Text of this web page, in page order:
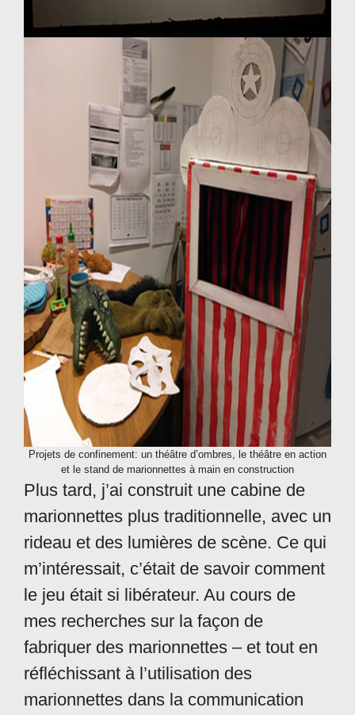
Projets de confinement: un théâtre d’ombres, le théâtre en action
et le stand de marionnettes à main en construction
Plus tard, j’ai construit une cabine de
marionnettes plus traditionnelle, avec un
rideau et des lumières de scène. Ce qui
m’intéressait, c’était de savoir comment
le jeu était si libérateur. Au cours de
mes recherches sur la façon de
fabriquer des marionnettes – et tout en
réfléchissant à l’utilisation des
marionnettes dans la communication